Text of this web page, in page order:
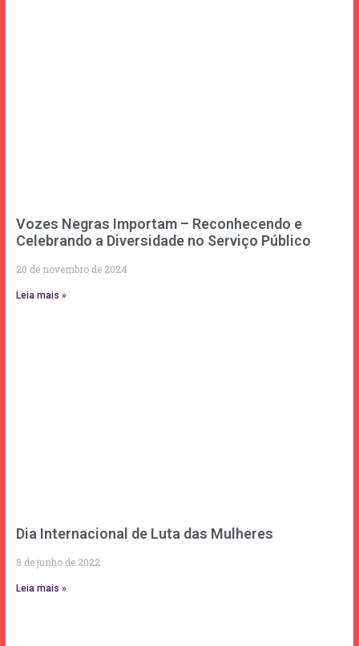
Vozes Negras Importam – Reconhecendo e
Celebrando a Diversidade no Serviço Público
20 de novembro de 2024
Leia mais »
Dia Internacional de Luta das Mulheres
8 de junho de 2022
Leia mais »